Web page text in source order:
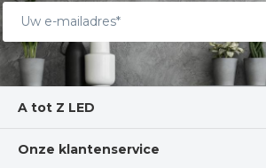
A tot Z LED
Onze klantenservice